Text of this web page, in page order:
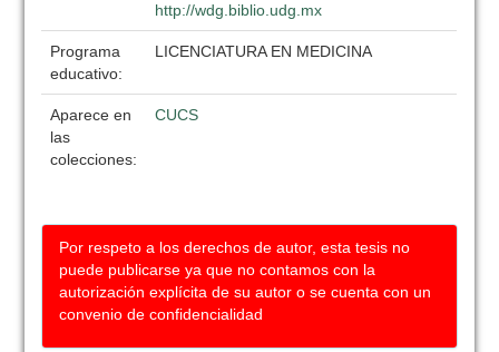
http://wdg.biblio.udg.mx
Programa
educativo:
LICENCIATURA EN MEDICINA
Aparece en
las
colecciones:
CUCS
Por respeto a los derechos de autor, esta tesis no
puede publicarse ya que no contamos con la
autorización explícita de su autor o se cuenta con un
convenio de confidencialidad